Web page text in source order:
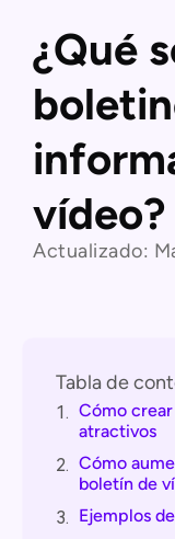
¿Qué
vídeo?
Actualizado:
Tabla de
1. Cómo
atractivos
2. Cómo
boletín de
3. Ejemplos